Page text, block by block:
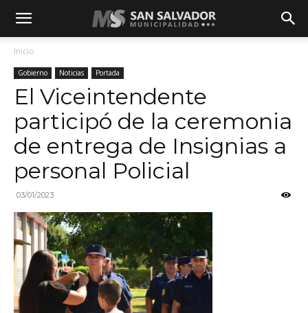
Inicio
Gobierno Noticias Portada
El Viceintendente
participó de la ceremonia
de entrega de Insignias a
personal Policial
03/01/2023